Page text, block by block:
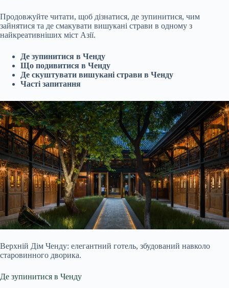
Продовжуйте читати, щоб дізнатися, де зупинитися, чим
зайнятися та де смакувати вишукані страви в одному з
найкреативніших міст Азії.
Де зупинитися в Ченду
Що подивитися в Ченду
Де скуштувати вишукані страви в Ченду
Часті запитання
Верхній Дім Ченду: елегантний готель, збудований навколо
старовинного дворика.
Де зупинитися в Ченду